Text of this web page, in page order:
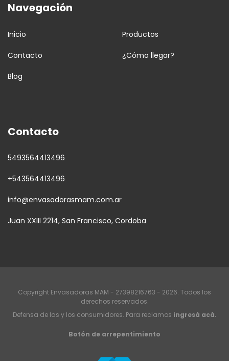
Navegación
Inicio Productos
Contacto ¿Cómo llegar?
Blog
Contacto
5493564413496
+543564413496
info@envasadorasmam.com.ar
Juan XXIII 2214, San Francisco, Cordoba
Copyright Envasadoras MAM - 27398216763 - 2026. Todos los
derechos reservados.
Defensa de las y los consumidores. Para reclamos ingresá acá.
Botón de arrepentimiento